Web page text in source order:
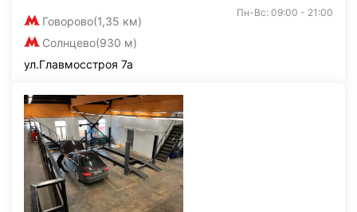
Говорово(1,35 км)
Солнцево(930 м)
Пн-Вс: 09:00 - 21:00
ул.Главмосстроя 7а